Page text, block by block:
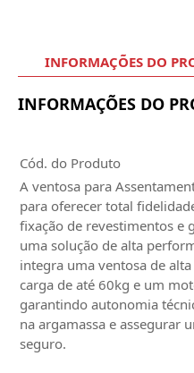
INFORMAÇÕES DO
INFORMAÇÕES DO
Cód. do Produto
A ventosa para
para oferecer total
fixação de revestimentos e
uma solução de alta
integra uma ventosa de
carga de até 60kg e um
garantindo autonomia
na argamassa e assegurar
seguro.